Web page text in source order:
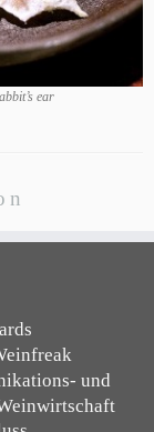
ear
und